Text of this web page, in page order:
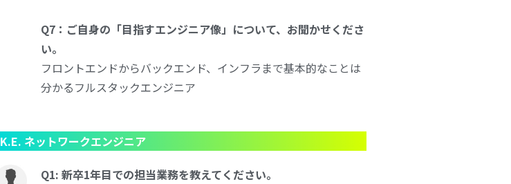
Q7：ご自身の「目指すエンジニア像」について、お聞かせくださ
い。
フロントエンドからバックエンド、インフラまで基本的なことは
分かるフルスタックエンジニア
K.E. ネットワークエンジニア
Q1: 新卒1年目での担当業務を教えてください。